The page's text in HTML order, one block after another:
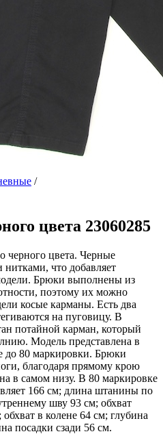
/
цвета 23060285
черного цвета. Черные
что добавляет
Брюки выполнены из
поэтому их можно
косые карманы. Есть два
на пуговицу. В
потайной карман, который
Модель представлена в
до 80 маркировки. Брюки
благодаря прямому крою
в самом низу. В 80 маркировке
166 см; длина штанины по
шву 93 см; обхват
в колене 64 см; глубина
посадки сзади 56 см.